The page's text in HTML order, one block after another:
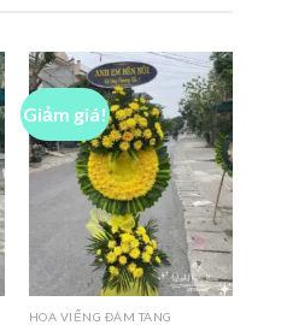
Giảm giá!
HOA VIẾNG ĐÁM TANG